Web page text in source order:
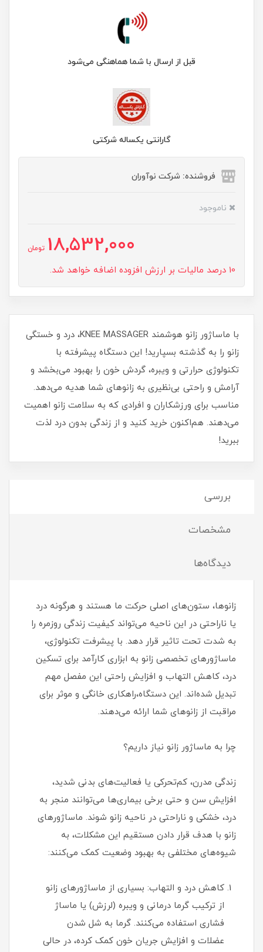
قبل از ارسال با شما هماهنگی می‌شود
گارانتی یکساله شرکتی
فروشنده: شرکت نوآوران
ناموجود
18,532,000 تومان
10 درصد مالیات بر ارزش افزوده اضافه خواهد شد.
با ماساژور زانو هوشمند KNEE MASSAGER، درد و خستگی
زانو را به گذشته بسپارید! این دستگاه پیشرفته با
تکنولوژی حرارتی و ویبره، گردش خون را بهبود می‌بخشد و
آرامش و راحتی بی‌نظیری به زانوهای شما هدیه می‌دهد.
مناسب برای ورزشکاران و افرادی که به سلامت زانو اهمیت
می‌دهند. هم‌اکنون خرید کنید و از زندگی بدون درد لذت
ببرید!
بررسی
مشخصات
دیدگاه‌ها
زانوها، ستون‌های اصلی حرکت ما هستند و هرگونه درد
یا ناراحتی در این ناحیه می‌تواند کیفیت زندگی روزمره را
به شدت تحت تاثیر قرار دهد. با پیشرفت تکنولوژی،
ماساژورهای تخصصی زانو به ابزاری کارآمد برای تسکین
درد، کاهش التهاب و افزایش راحتی این مفصل مهم
تبدیل شده‌اند. این دستگاه‌،راهکاری خانگی و موثر برای
مراقبت از زانوهای شما ارائه می‌دهند.
چرا به ماساژور زانو نیاز داریم؟
زندگی مدرن، کم‌تحرکی یا فعالیت‌های بدنی شدید،
افزایش سن و حتی برخی بیماری‌ها می‌توانند منجر به
درد، خشکی و ناراحتی در ناحیه زانو شوند. ماساژورهای
زانو با هدف قرار دادن مستقیم این مشکلات، به
شیوه‌های مختلفی به بهبود وضعیت کمک می‌کنند:
کاهش درد و التهاب: بسیاری از ماساژورهای زانو
از ترکیب گرما درمانی و ویبره (لرزش) یا ماساژ
فشاری استفاده می‌کنند. گرما به شل شدن
عضلات و افزایش جریان خون کمک کرده، در حالی